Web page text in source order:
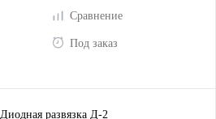
Сравнение
Под заказ
Диодная развязка Д-2